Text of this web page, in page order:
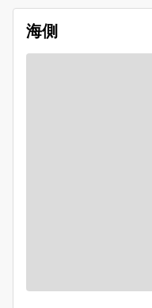
海側